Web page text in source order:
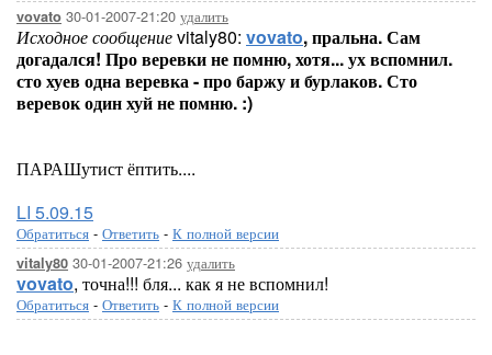
vovato 30-01-2007-21:20 удалить
Исходное сообщениеvitaly80: vovato, пральна. Сам
догадался! Про веревки не помню, хотя... ух вспомнил.
сто хуев одна веревка - про баржу и бурлаков. Сто
веревок один хуй не помню. :)
ПАРАШутист ёптить....
LI 5.09.15
Обратиться - Ответить - К полной версии
vitaly80 30-01-2007-21:26 удалить
vovato, точна!!! бля... как я не вспомнил!
Обратиться - Ответить - К полной версии